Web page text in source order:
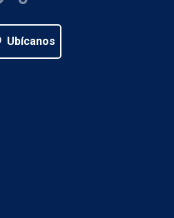
Ubícanos